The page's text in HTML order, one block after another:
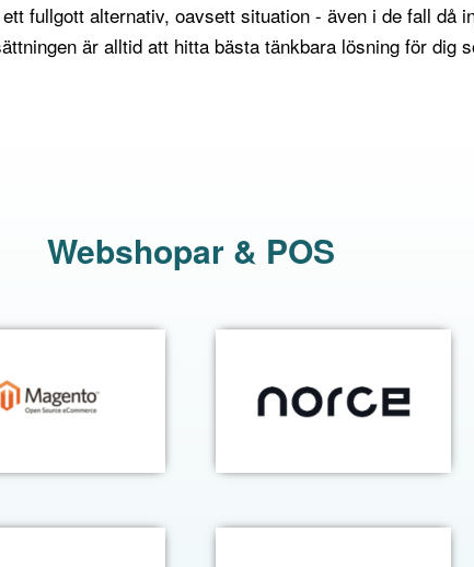
fullgott alternativ, oavsett situation - även i de fall då
är alltid att hitta bästa tänkbara lösning för dig
Webshopar & POS